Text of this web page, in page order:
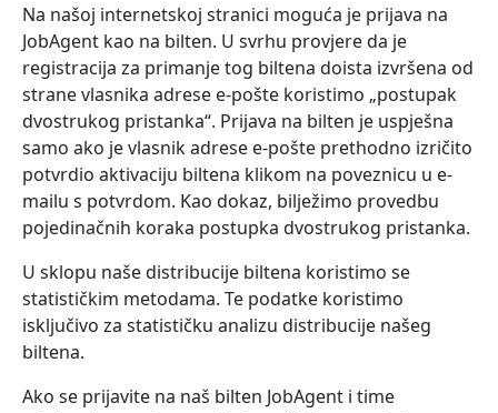
Na našoj internetskoj stranici moguća je prijava na
JobAgent kao na bilten. U svrhu provjere da je
registracija za primanje tog biltena doista izvršena od
strane vlasnika adrese e-pošte koristimo „postupak
dvostrukog pristanka“. Prijava na bilten je uspješna
samo ako je vlasnik adrese e-pošte prethodno izričito
potvrdio aktivaciju biltena klikom na poveznicu u e-
mailu s potvrdom. Kao dokaz, bilježimo provedbu
pojedinačnih koraka postupka dvostrukog pristanka.
U sklopu naše distribucije biltena koristimo se
statističkim metodama. Te podatke koristimo
isključivo za statističku analizu distribucije našeg
biltena.
Ako se prijavite na naš bilten JobAgent i time